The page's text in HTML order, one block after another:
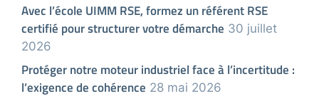
Avec l’école UIMM RSE, formez un référent RSE
certifié pour structurer votre démarche 30 juillet
2026
Protéger notre moteur industriel face à l’incertitude :
l’exigence de cohérence 28 mai 2026